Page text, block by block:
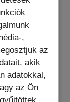
,
az
akik
adatokkal,
az Ön